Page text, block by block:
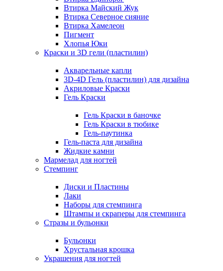
Втирка Майский Жук
Втирка Северное сияние
Втирка Хамелеон
Пигмент
Хлопья Юки
Краски и 3D гели (пластилин)
Акварельные капли
3D-4D Гель (пластилин) для дизайна
Акриловые Краски
Гель Краски
Гель Краски в баночке
Гель Краски в тюбике
Гель-паутинка
Гель-паста для дизайна
Жидкие камни
Мармелад для ногтей
Стемпинг
Диски и Пластины
Лаки
Наборы для стемпинга
Штампы и скраперы для стемпинга
Стразы и бульонки
Бульонки
Хрустальная крошка
Украшения для ногтей